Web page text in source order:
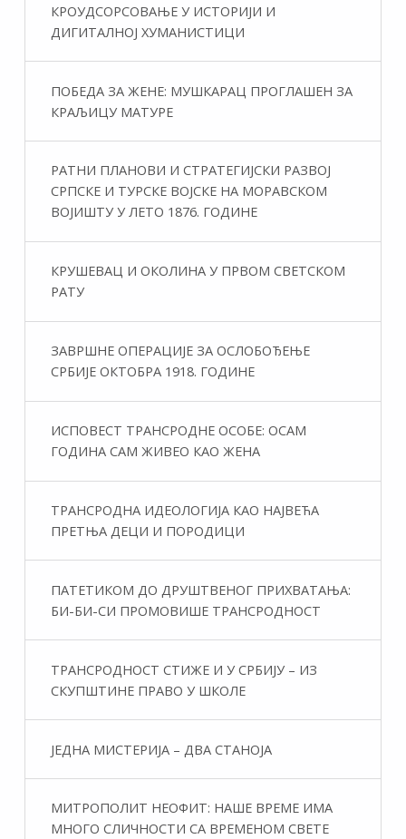
КРОУДСОРСОВАЊЕ У ИСТОРИЈИ И
ДИГИТАЛНОЈ ХУМАНИСТИЦИ
ПОБЕДА ЗА ЖЕНЕ: МУШКАРАЦ ПРОГЛАШЕН ЗА
КРАЉИЦУ МАТУРЕ
РАТНИ ПЛАНОВИ И СТРАТЕГИЈСКИ РАЗВОЈ
СРПСКЕ И ТУРСКЕ ВОЈСКЕ НА МОРАВСКОМ
ВОЈИШТУ У ЛЕТО 1876. ГОДИНЕ
КРУШЕВАЦ И ОКОЛИНА У ПРВОМ СВЕТСКОМ
РАТУ
ЗАВРШНЕ ОПЕРАЦИЈЕ ЗА ОСЛОБОЂЕЊЕ
СРБИЈЕ ОКТОБРА 1918. ГОДИНЕ
ИСПОВЕСТ ТРАНСРОДНЕ ОСОБЕ: ОСАМ
ГОДИНА САМ ЖИВЕО КАО ЖЕНА
ТРАНСРОДНА ИДЕОЛОГИЈА КАО НАЈВЕЋА
ПРЕТЊА ДЕЦИ И ПОРОДИЦИ
ПАТЕТИКОМ ДО ДРУШТВЕНОГ ПРИХВАТАЊА:
БИ-БИ-СИ ПРОМОВИШЕ ТРАНСРОДНОСТ
ТРАНСРОДНОСТ СТИЖЕ И У СРБИЈУ – ИЗ
СКУПШТИНЕ ПРАВО У ШКОЛЕ
ЈЕДНА МИСТЕРИЈА – ДВА СТАНОЈА
МИТРОПОЛИТ НЕОФИТ: НАШЕ ВРЕМЕ ИМА
МНОГО СЛИЧНОСТИ СА ВРЕМЕНОМ СВЕТЕ